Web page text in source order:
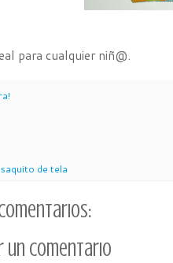
para cualquier niñ@.
saquito de tela
un comentario